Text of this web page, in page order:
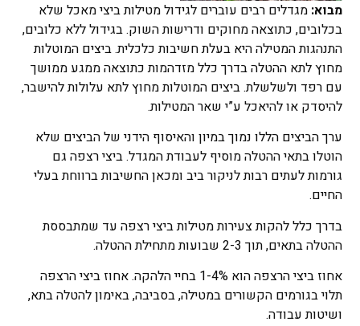
מבוא: מגדלים רבים עוברים לגידול מטילות ביצי מאכל שלא
בכלובים, כתוצאה מחוקים ודרישות השוק. בגידול ללא כלובים,
התנהגות המטילה היא בעלת חשיבות כלכלית. ביצים המוטלות
מחוץ לתא ההטלה בדרך כלל מזדהמות כתוצאה ממגע ממושך
עם רפד ולשלשלת. ביצים המוטלות מחוץ לתא עלולות להישבר,
להיסדק או להיאכל ע”י שאר המטילות.
ערך הביצים הללו נמוך במיון והאיסוף הידני של הביצים שלא
הוטלו בתאי ההטלה מוסיף לעבודת המגדל. ביצי רצפה גם
גורמות לעתים רבות לניקור ביב ומכאן החשיבות ברווחת בעלי
החיים.
בדרך כלל להקות צעירות מטילות ביצי רצפה עד שמתבססת
ההטלה בתאים, תוך 2-3 שבועות מתחילת ההטלה.
אחוז ביצי הרצפה הוא 1-4% בחיי הלהקה. אחוז ביצי הרצפה
תלוי בגורמים הקשורים במטילה, בסביבה, באימון להטלה בתא,
ושיטות עבודה.